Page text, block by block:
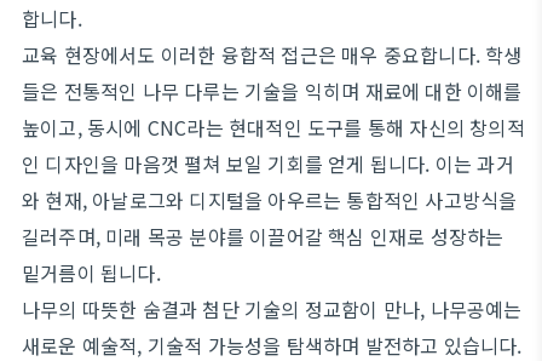
합니다.
교육 현장에서도 이러한 융합적 접근은 매우 중요합니다. 학생
들은 전통적인 나무 다루는 기술을 익히며 재료에 대한 이해를
높이고, 동시에 CNC라는 현대적인 도구를 통해 자신의 창의적
인 디자인을 마음껏 펼쳐 보일 기회를 얻게 됩니다. 이는 과거
와 현재, 아날로그와 디지털을 아우르는 통합적인 사고방식을
길러주며, 미래 목공 분야를 이끌어갈 핵심 인재로 성장하는
밑거름이 됩니다.
나무의 따뜻한 숨결과 첨단 기술의 정교함이 만나, 나무공예는
새로운 예술적, 기술적 가능성을 탐색하며 발전하고 있습니다.